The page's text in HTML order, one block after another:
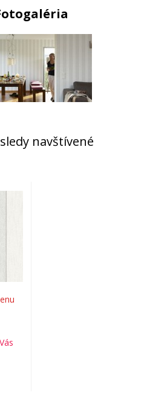
navštívené